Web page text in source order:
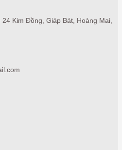
24 Kim Đồng, Giáp Bát, Hoàng Mai,